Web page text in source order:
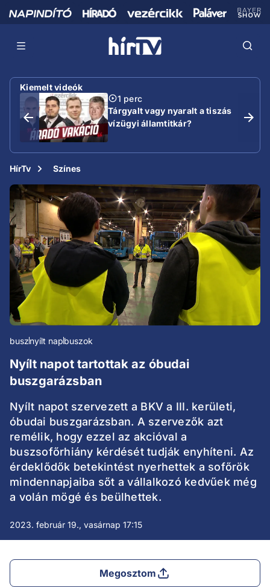
Kiemelt videók
1 perc
Tárgyalt vagy nyaralt a tiszás
vízügyi államtitkár?
HírTv Színes
busznyílt napbuszok
Nyílt napot tartottak az óbudai
buszgarázsban
Nyílt napot szervezett a BKV a III. kerületi,
óbudai buszgarázsban. A szervezők azt
remélik, hogy ezzel az akcióval a
buszsofőrhiány kérdését tudják enyhíteni. Az
érdeklődők betekintést nyerhettek a sofőrök
mindennapjaiba sőt a vállalkozó kedvűek még
a volán mögé és beülhettek.
2023. február 19., vasárnap 17:15
Megosztom